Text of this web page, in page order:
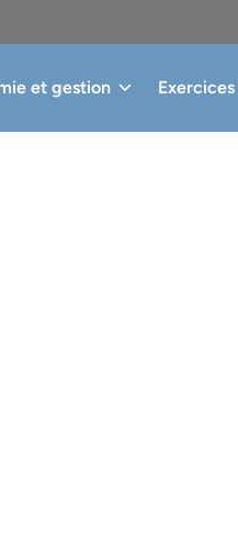
et gestion Exercices